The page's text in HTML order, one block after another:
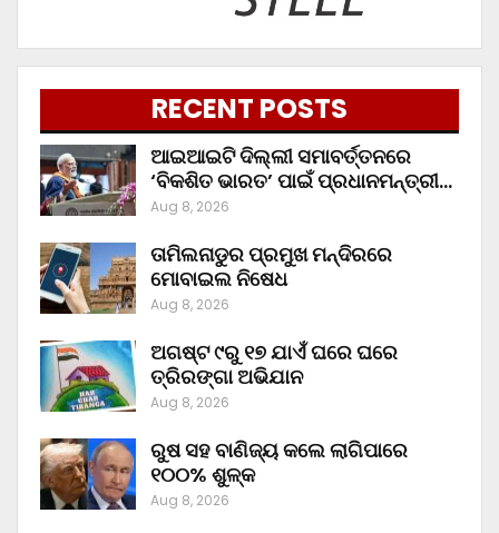
RECENT POSTS
ଆଇଆଇଟି ଦିଲ୍ଲୀ ସମାବର୍ତ୍ତନରେ
‘ବିକଶିତ ଭାରତ’ ପାଇଁ ପ୍ରଧାନମନ୍ତ୍ରୀ…
Aug 8, 2026
ତାମିଲନାଡୁର ପ୍ରମୁଖ ମନ୍ଦିରରେ
ମୋବାଇଲ ନିଷେଧ
Aug 8, 2026
ଅଗଷ୍ଟ ୯ରୁ ୧୭ ଯାଏଁ ଘରେ ଘରେ
ତ୍ରିରଙ୍ଗା ଅଭିଯାନ
Aug 8, 2026
ରୁଷ ସହ ବାଣିଜ୍ୟ କଲେ ଲାଗିପାରେ
୧୦୦% ଶୁଳ୍କ
Aug 8, 2026